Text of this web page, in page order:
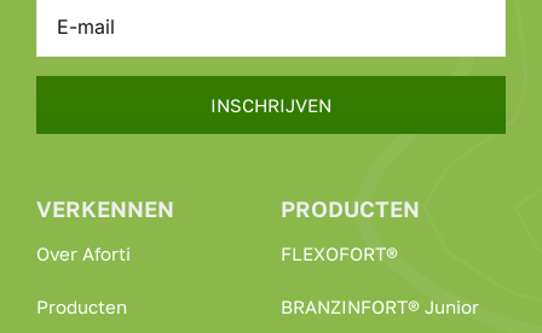
INSCHRIJVEN
VERKENNEN
Over Aforti
Producten
PRODUCTEN
FLEXOFORT®
BRANZINFORT® Junior